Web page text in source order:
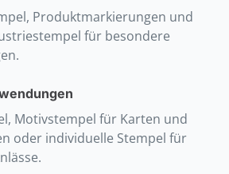
Produktmarkierungen und
für besondere
Motivstempel für Karten und
oder individuelle Stempel für